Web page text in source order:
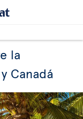
la
Canadá